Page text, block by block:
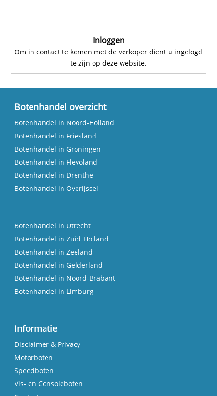
Inloggen
Om in contact te komen met de verkoper dient u ingelogd
te zijn op deze website.
Botenhandel overzicht
Botenhandel in Noord-Holland
Botenhandel in Friesland
Botenhandel in Groningen
Botenhandel in Flevoland
Botenhandel in Drenthe
Botenhandel in Overijssel
Botenhandel in Utrecht
Botenhandel in Zuid-Holland
Botenhandel in Zeeland
Botenhandel in Gelderland
Botenhandel in Noord-Brabant
Botenhandel in Limburg
Informatie
Disclaimer & Privacy
Motorboten
Speedboten
Vis- en Consoleboten